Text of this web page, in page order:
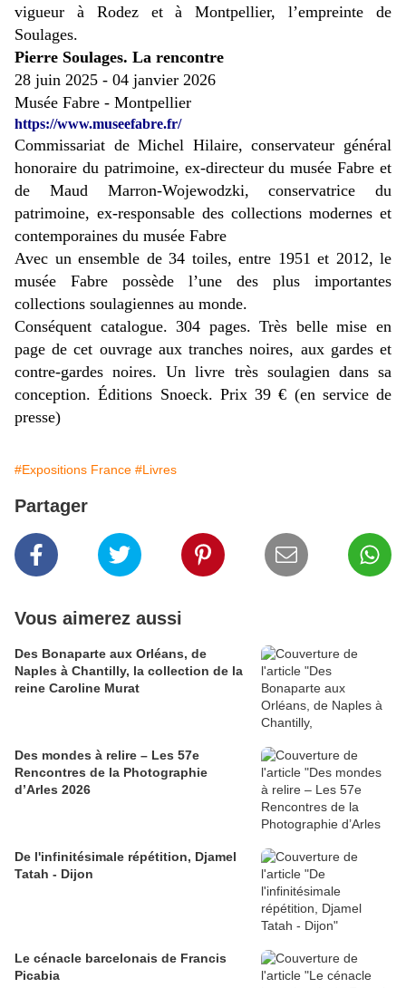
vigueur à Rodez et à Montpellier, l’empreinte de
Soulages.
Pierre Soulages. La rencontre
28 juin 2025 - 04 janvier 2026
Musée Fabre - Montpellier
https://www.museefabre.fr/
Commissariat de Michel Hilaire, conservateur général
honoraire du patrimoine, ex-directeur du musée Fabre et
de Maud Marron-Wojewodzki, conservatrice du
patrimoine, ex-responsable des collections modernes et
contemporaines du musée Fabre
Avec un ensemble de 34 toiles, entre 1951 et 2012, le
musée Fabre possède l’une des plus importantes
collections soulagiennes au monde.
Conséquent catalogue. 304 pages. Très belle mise en
page de cet ouvrage aux tranches noires, aux gardes et
contre-gardes noires. Un livre très soulagien dans sa
conception. Éditions Snoeck. Prix 39 € (en service de
presse)
#Expositions France #Livres
Partager
Vous aimerez aussi
Des Bonaparte aux Orléans, de
Naples à Chantilly, la collection de la
reine Caroline Murat
Des mondes à relire – Les 57e
Rencontres de la Photographie
d’Arles 2026
​​​​​​​De l'infinitésimale répétition, Djamel
Tatah - Dijon
Le cénacle barcelonais de Francis
Picabia